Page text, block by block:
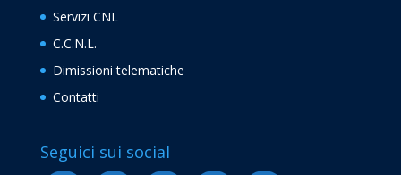
Servizi CNL
C.C.N.L.
Dimissioni telematiche
Contatti
Seguici sui social